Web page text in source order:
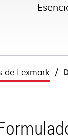
de Lexmark